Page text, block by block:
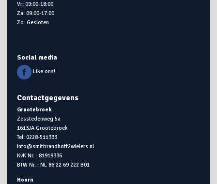
Vr: 09:00-18:00
Za: 09:00-17:00
Zo: Gesloten
Social media
Like ons!
Contactgegevens
Grootebroek
Zesstedenweg 5a
1613JA Grootebroek
Tel: 0228-511333
info@smitbrandhoff2wielers.nl
KvK Nr. : 81919336
BTW Nr. : NL 86 22 69 222 B01
Hoorn